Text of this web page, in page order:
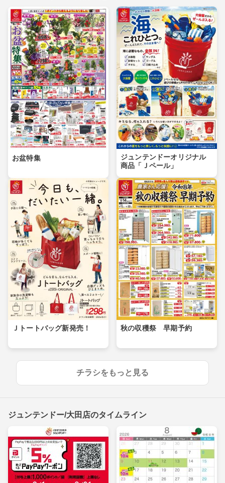
お盆特集
ジュンテンドーオリジナル
商品「Ｊペール」
Ｊトートバッグ新発売！ 秋の収穫祭 早期予約
チラシをもっと見る
ジュンテンドー/大田店のタイムライン